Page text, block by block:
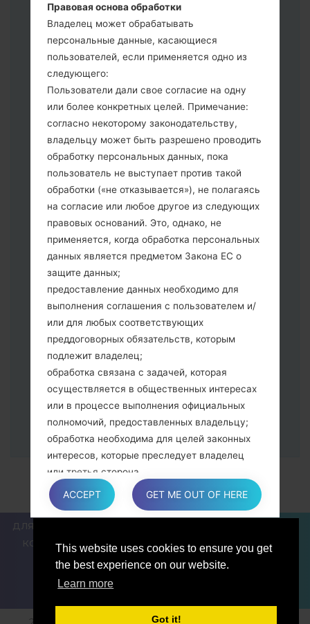
This website uses cookies to ensure you get
the best experience on our website.
Learn more
Got it!
выберите CSC _ ***, в другом случае
выберите HOME_CSC _ *** для
сохранения Ваших данных.
Теперь выключите устройство и
войдите в "Download" режим. Все
методы как это сделать:
Нажмите и удерживайте клавиши:
питание, громкости и Bixbi.
Нажмите и удерживайте клавиши:
регулировки громкости. Подключив
телефон к ПК используя USB кабель.
Нажмите и удерживайте клавиши:
питание, громкости и домой.
Подключите USB кабель и нажмите
клавиши: уменьшение звука и Bixbi.
Нажмите и удерживайте клавиши:
питания и увеличения громкости
Далее подключите к компьютеру,
программа Odin должна определить
Ваш девайс и "COM port number"
появится на экране.
Укажите только "F.Reset" время и "Auto-
Reboot".
В конце нажмите кнопку "Start". Ваше
устройство перезагрузится и
отсоединится от ПК.
ДЛЯ БЛОГЕРОВ И ПИСАТЕЛЕЙ
КОНТАКТЫ
ПОЛИТИКА КОНФИДЕНЦИАЛЬНОСТИ
УСЛОВИЯ ОБСЛУЖИВАНИЯ
Правовая основа обработки
Владелец может обрабатывать
персональные данные, касающиеся
пользователей, если применяется одно из
следующего:
Пользователи дали свое согласие на одну
или более конкретных целей. Примечание:
согласно некоторому законодательству,
владельцу может быть разрешено проводить
обработку персональных данных, пока
пользователь не выступает против такой
обработки («не отказывается»), не полагаясь
на согласие или любое другое из следующих
правовых оснований. Это, однако, не
применяется, когда обработка персональных
данных является предметом Закона ЕС о
защите данных;
предоставление данных необходимо для
выполнения соглашения с пользователем и/
или для любых соответствующих
преддоговорных обязательств, которым
подлежит владелец;
обработка связана с задачей, которая
осуществляется в общественных интересах
или в процессе выполнения официальных
полномочий, предоставленных владельцу;
обработка необходима для целей законных
интересов, которые преследует владелец
или третья сторона.
В любом случае владелец охотно поможет
объяснить конкретную правовую основу,
которая применяется к обработке, и в
персональных данных обязательным или
договорным условием, или же условием,
необходимым для заключения договора.
ACCEPT GET ME OUT OF HERE